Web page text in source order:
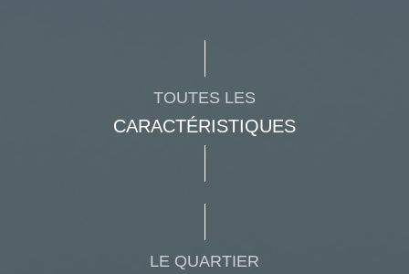
TOUTES LES
CARACTÉRISTIQUES
LE QUARTIER